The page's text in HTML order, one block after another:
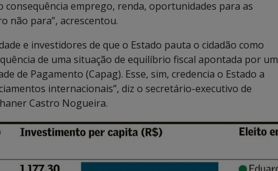
emprego, renda, oportunidades para as
não para”, acrescentou.
e investidores de que o Estado pauta o cidadão como
de uma situação de equilíbrio fiscal apontada por um
de Pagamento (Capag). Esse, sim, credencia o Estado a
internacionais”, diz o secretário-executivo de
Castro Nogueira.